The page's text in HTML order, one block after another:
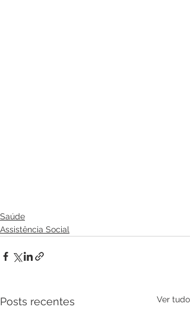
Saúde
Assistência Social
Posts recentes Ver tudo